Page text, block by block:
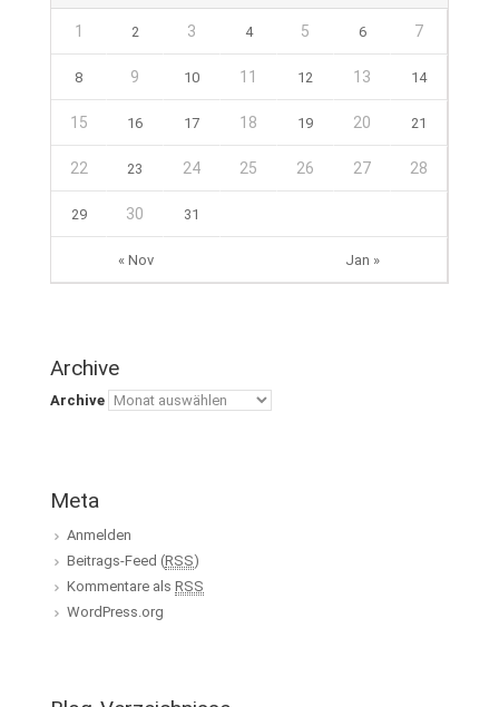
« Nov Jan »
1 2 3 4 5 6 7
8 9 10 11 12 13 14
15 16 17 18 19 20 21
22 23 24 25 26 27 28
29 30 31
Archive
Archive
Meta
Anmelden
Beitrags-Feed (RSS)
Kommentare als RSS
WordPress.org